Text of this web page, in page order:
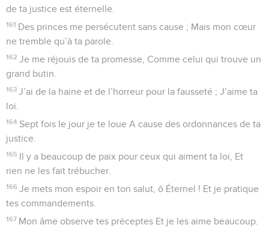
de ta justice est éternelle.
161 Des princes me persécutent sans cause ; Mais mon cœur
ne tremble qu’à ta parole.
162 Je me réjouis de ta promesse, Comme celui qui trouve un
grand butin.
163 J’ai de la haine et de l’horreur pour la fausseté ; J’aime ta
loi.
164 Sept fois le jour je te loue A cause des ordonnances de ta
justice.
165 Il y a beaucoup de paix pour ceux qui aiment ta loi, Et
rien ne les fait trébucher.
166 Je mets mon espoir en ton salut, ô Éternel ! Et je pratique
tes commandements.
167 Mon âme observe tes préceptes Et je les aime beaucoup.